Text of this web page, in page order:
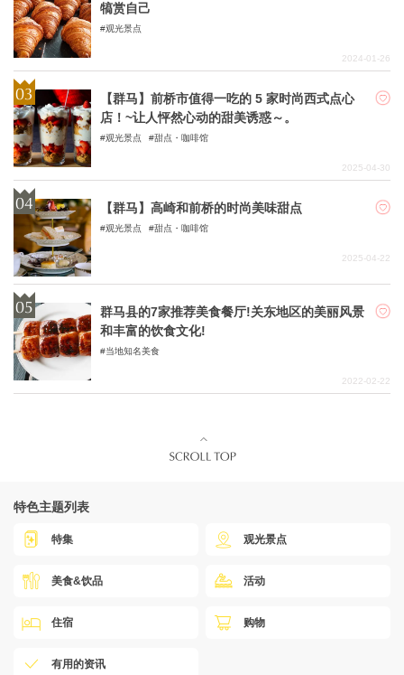
犒赏自己
观光景点
2024-01-26
【群马】前桥市值得一吃的 5 家时尚西式点心
店！~让人怦然心动的甜美诱惑～。
观光景点 甜点・咖啡馆
2025-04-30
【群马】高崎和前桥的时尚美味甜点
观光景点 甜点・咖啡馆
2025-04-22
群马县的7家推荐美食餐厅!关东地区的美丽风景
和丰富的饮食文化!
当地知名美食
2022-02-22
特色主题列表
特集 观光景点
美食&饮品 活动
住宿 购物
有用的资讯